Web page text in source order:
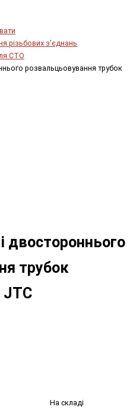
різьбових з'єднань
СТО
розвальцьовування трубок
двостороннього
трубок
JTC
На складі